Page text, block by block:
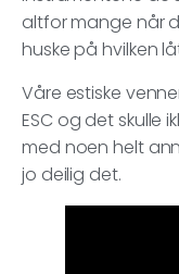
altfor mange når
huske på hvilken
Våre estiske
ESC og det skulle
med noen helt
jo deilig det.